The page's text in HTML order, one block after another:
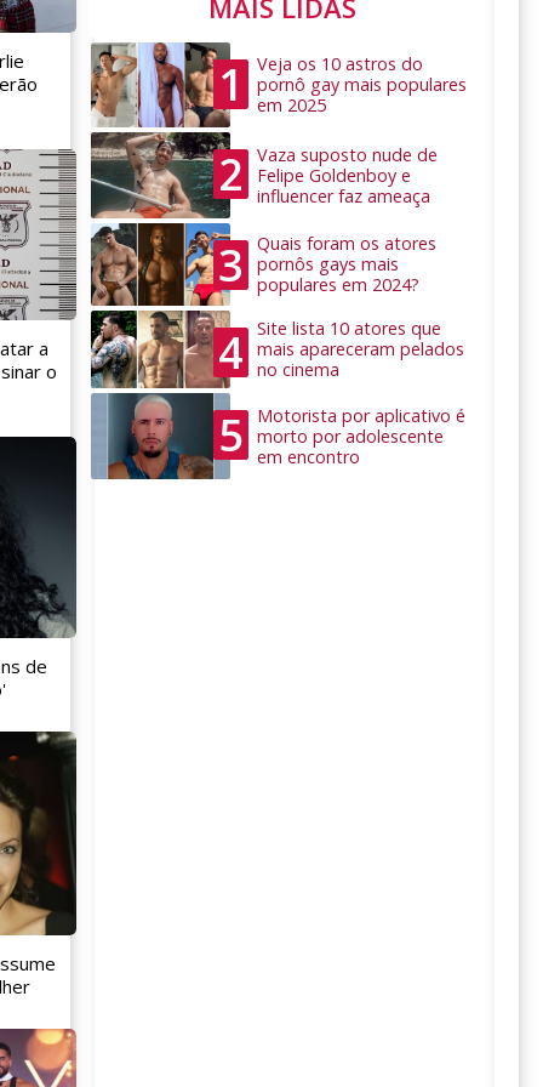
a
o
de
MAIS LIDAS
1
Veja os 10 astros do
pornô gay mais populares
em 2025
2
Vaza suposto nude de
Felipe Goldenboy e
influencer faz ameaça
3
Quais foram os atores
pornôs gays mais
populares em 2024?
4
Site lista 10 atores que
mais apareceram pelados
no cinema
5
Motorista por aplicativo é
morto por adolescente
em encontro